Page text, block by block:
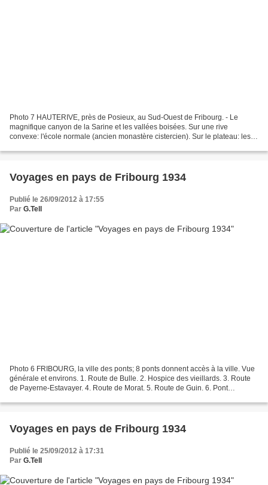
Photo 7 HAUTERIVE, près de Posieux, au Sud-Ouest de Fribourg. - Le
magnifique canyon de la Sarine et les vallées boisées. Sur une rive
convexe: l'école normale (ancien monastère cistercien). Sur le plateau: les
Voyages en pays de Fribourg 1934
Publié le 26/09/2012 à 17:55
Par G.Tell
Photo 6 FRIBOURG, la ville des ponts; 8 ponts donnent accès à la ville. Vue
générale et environs. 1. Route de Bulle. 2. Hospice des vieillards. 3. Route
de Payerne-Estavayer. 4. Route de Morat. 5. Route de Guin. 6. Pont
Voyages en pays de Fribourg 1934
Publié le 25/09/2012 à 17:31
Par G.Tell